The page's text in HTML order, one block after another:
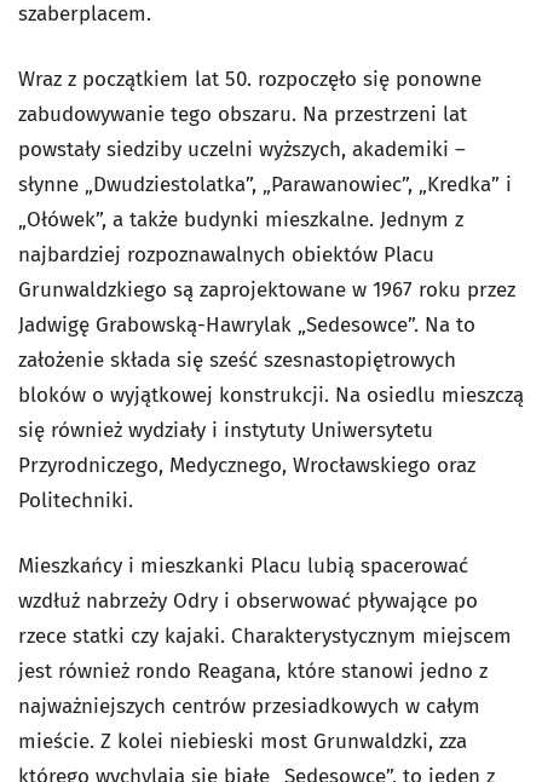
szaberplacem.
Wraz z początkiem lat 50. rozpoczęło się ponowne
zabudowywanie tego obszaru. Na przestrzeni lat
powstały siedziby uczelni wyższych, akademiki –
słynne „Dwudziestolatka”, „Parawanowiec”, „Kredka” i
„Ołówek”, a także budynki mieszkalne. Jednym z
najbardziej rozpoznawalnych obiektów Placu
Grunwaldzkiego są zaprojektowane w 1967 roku przez
Jadwigę Grabowską-Hawrylak „Sedesowce”. Na to
założenie składa się sześć szesnastopiętrowych
bloków o wyjątkowej konstrukcji. Na osiedlu mieszczą
się również wydziały i instytuty Uniwersytetu
Przyrodniczego, Medycznego, Wrocławskiego oraz
Politechniki.
Mieszkańcy i mieszkanki Placu lubią spacerować
wzdłuż nabrzeży Odry i obserwować pływające po
rzece statki czy kajaki. Charakterystycznym miejscem
jest również rondo Reagana, które stanowi jedno z
najważniejszych centrów przesiadkowych w całym
mieście. Z kolei niebieski most Grunwaldzki, zza
którego wychylają się białe „Sedesowce”, to jeden z